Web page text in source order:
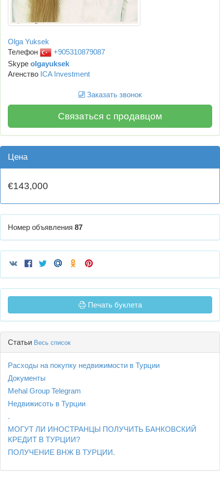
Olga Yuksek
Телефон
+905310879087
Skype olgayuksek
Агенство ICA Investment
Заказать звонок
Связаться с продавцом
Цена
€143,000
Номер объявления 87
Печать буклета
Статьи Весь список
Расходы на покупку недвижимости в Турции
Документы
Mehal Group Telegram
Недвижисоть в Турции
.
МОГУТ ЛИ ИНОСТРАНЦЫ ПОЛУЧИТЬ БАНКОВСКИЙ
КРЕДИТ В ТУРЦИИ?
ПОЛУЧЕНИЕ ВНЖ В ТУРЦИИ.